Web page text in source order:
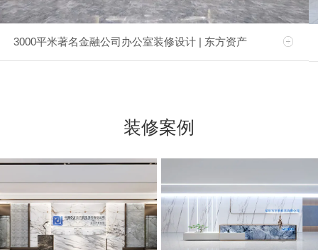
3000平米著名金融公司办公室装修设计 | 东方资产
装修案例